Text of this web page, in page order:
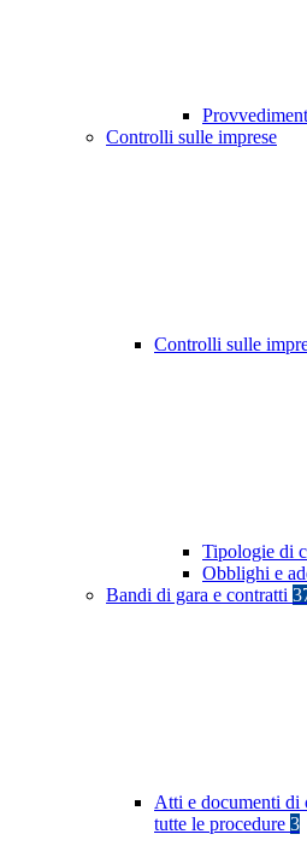
Controlli sulle imprese
Controlli sulle
Tipologie di
Obblighi e
Bandi di gara e contratti
Atti e documenti di
tutte le procedure 3